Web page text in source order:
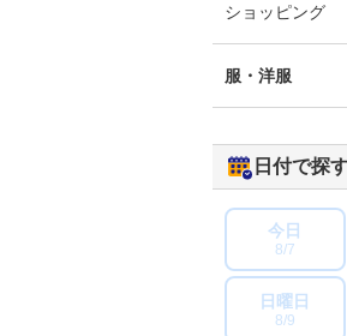
ショッピング
服・洋服
日付で探
今日
8/7
日曜日
8/9